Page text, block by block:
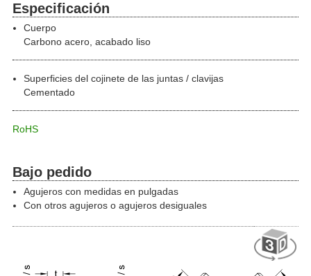
Especificación
Cuerpo
Carbono acero, acabado liso
Superficies del cojinete de las juntas / clavijas
Cementado
RoHS
Bajo pedido
Agujeros con medidas en pulgadas
Con otros agujeros o agujeros desiguales